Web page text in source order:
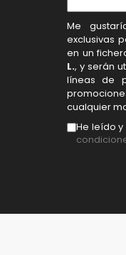
Me
exclusivas
en un
L., y serán
líneas de
cualquier
He leído